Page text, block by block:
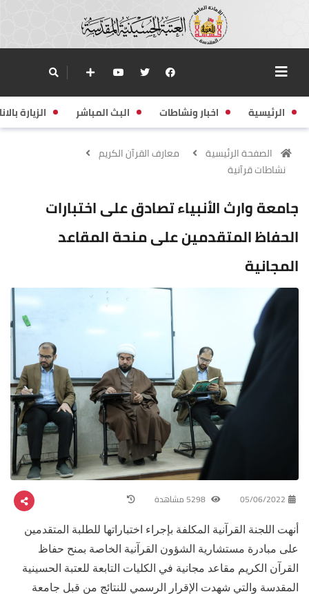
الرئيسية اخبار ونشاطات البث المباشر الزيارة
الصفحة الرئيسية
معارف القرآن الكريم
نشاطات قرآنية
جامعة وارث الأنبياء تصادق على اختبارات
الحفاظ المتقدمين على منحة المقاعد
المجانية
05/06/2022
أنهت اللجنة القرآنية المكلفة بإجراء اختباراتها للطلبة المتقدمين
على مبادرة مستشارية الشؤون القرآنية الخاصة بمنح حفاظ
القرآن الكريم مقاعد مجانية في الكليات التابعة للعتبة الحسينية
المقدسة والتي شهدت الإقرار الرسمي للنتائج من قبل جامعة